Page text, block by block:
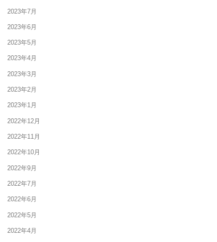
2023年7月
2023年6月
2023年5月
2023年4月
2023年3月
2023年2月
2023年1月
2022年12月
2022年11月
2022年10月
2022年9月
2022年7月
2022年6月
2022年5月
2022年4月